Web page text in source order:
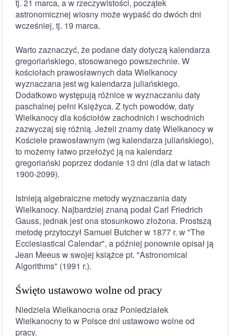
tj. 21 marca, a w rzeczywistości, początek
astronomicznej wiosny może wypaść do dwóch dni
wcześniej, tj. 19 marca.
Warto zaznaczyć, że podane daty dotyczą kalendarza
gregoriańskiego, stosowanego powszechnie. W
kościołach prawosławnych data Wielkanocy
wyznaczana jest wg kalendarza juliańskiego.
Dodatkowo występują różnice w wyznaczaniu daty
paschalnej pełni Księżyca. Z tych powodów, daty
Wielkanocy dla kościołów zachodnich i wschodnich
zazwyczaj się różnią. Jeżeli znamy datę Wielkanocy w
Kościele prawosławnym (wg kalendarza juliańskiego),
to możemy łatwo przełożyć ją na kalendarz
gregoriański poprzez dodanie 13 dni (dla dat w latach
1900-2099).
Istnieją algebraiczne metody wyznaczania daty
Wielkanocy. Najbardziej znaną podał Carl Friedrich
Gauss, jednak jest ona stosunkowo złożona. Prostszą
metodę przytoczył Samuel Butcher w 1877 r. w "The
Ecclesiastical Calendar", a później ponownie opisał ją
Jean Meeus w swojej książce pt. "Astronomical
Algorithms" (1991 r.).
Święto ustawowo wolne od pracy
Niedziela Wielkanocna oraz Poniedziałek
Wielkanocny to w Polsce dni ustawowo wolne od
pracy.